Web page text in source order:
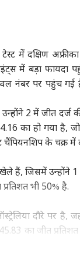
में दक्षिण
में बड़ा फायदा
नंबर पर पहुंच गई
2 में जीत दर्ज
का हो गया है,
चैंपियनशिप के चक्र में
हैं, जिसमें उन्होंने 1
भी 50% है.
दौरे पर है,
का जीत
के खिलाफ टेस्ट में
गेंदबाज
सच
तीनों पर
अटैक! पाक-
भारत?